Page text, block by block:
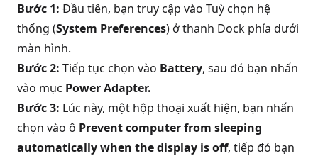
Bước 1: Đầu tiên, bạn truy cập vào Tuỳ chọn hệ
thống (System Preferences) ở thanh Dock phía dưới
màn hình.
Bước 2: Tiếp tục chọn vào Battery, sau đó bạn nhấn
vào mục Power Adapter.
Bước 3: Lúc này, một hộp thoại xuất hiện, bạn nhấn
chọn vào ô Prevent computer from sleeping
automatically when the display is off, tiếp đó bạn